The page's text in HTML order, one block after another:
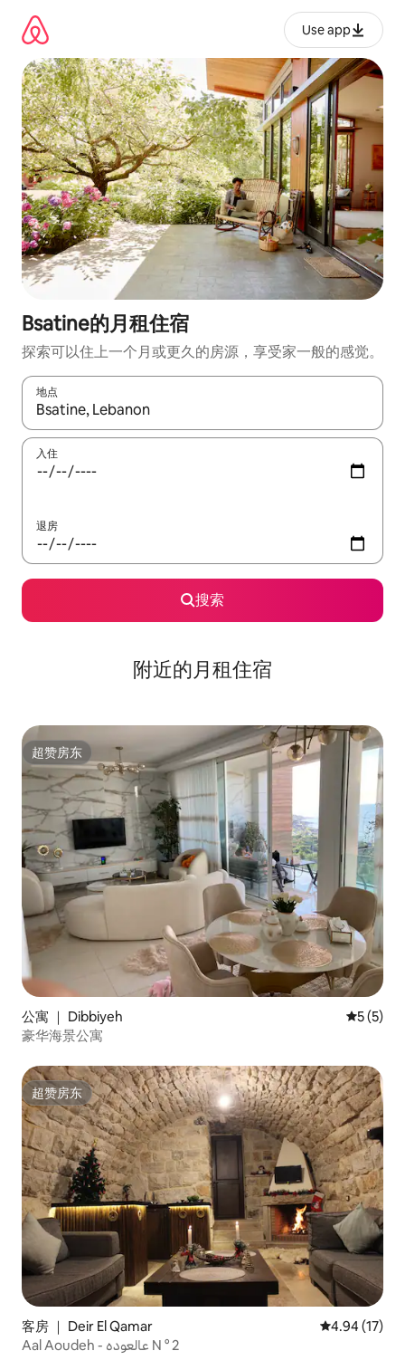
Use app
Bsatine的月租住宿
探索可以住上一个月或更久的房源，享受家一般的感觉。
地点
如有搜索结果，请使用上下方向键查看，或通过点击或滑动手势
入住
退房
搜索
附近的月租住宿
超赞房东
超赞房东
公寓 ｜ Dibbiyeh 平均评分
5 (5)
豪华海景公寓
超赞房东
超赞房东
客房 ｜ Deir El Qamar 平均评分
4.94 (17)
Aal Aoudeh - عالعوده N ° 2